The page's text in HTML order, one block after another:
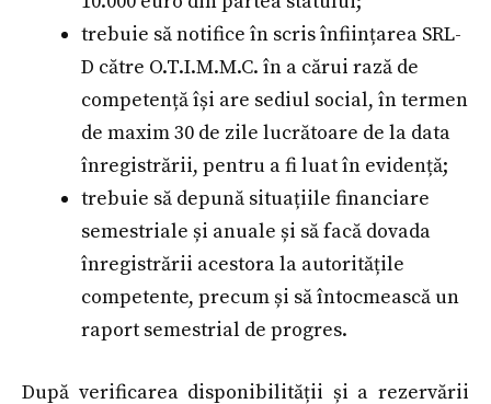
trebuie să notifice în scris înființarea SRL-
D către O.T.I.M.M.C. în a cărui rază de
competență își are sediul social, în termen
de maxim 30 de zile lucrătoare de la data
înregistrării, pentru a fi luat în evidență;
trebuie să depună situațiile financiare
semestriale și anuale și să facă dovada
înregistrării acestora la autoritățile
competente, precum și să întocmească un
raport semestrial de progres.
După verificarea disponibilității și a rezervării